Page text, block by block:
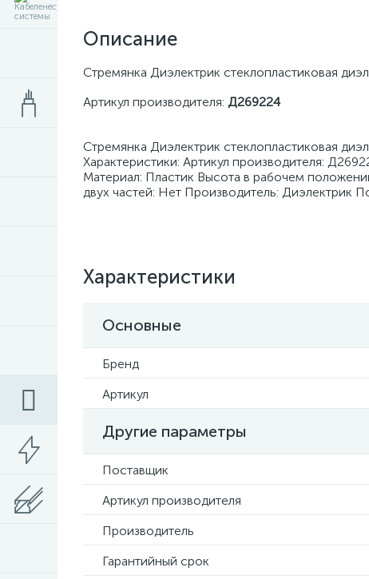
Описание
Стремянка Диэлектрик стеклопластиковая
Артикул производителя: Д269224
Стремянка Диэлектрик стеклопластиковая
Характеристики: Артикул производителя:
Материал: Пластик Высота в рабочем
двух частей: Нет Производитель: Диэлектрик
Характеристики
Основные
Бренд
Артикул
Другие параметры
Поставщик
Артикул производителя
Производитель
Гарантийный срок